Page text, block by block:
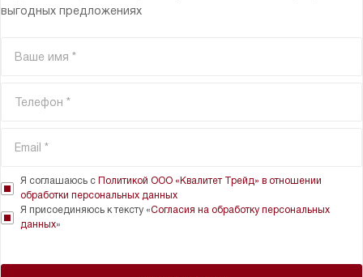
выгодных предложениях
Я соглашаюсь с Политикой ООО «Квалитет Трейд» в отношении
обработки персональных данных
Я присоединяюсь к тексту «Согласия на обработку персональных
данных»